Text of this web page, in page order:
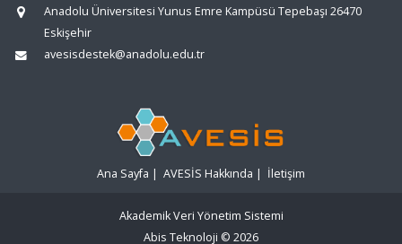
Anadolu Üniversitesi Yunus Emre Kampüsü Tepebaşı 26470
Eskişehir
avesisdestek@anadolu.edu.tr
Ana Sayfa | AVESİS Hakkında | İletişim
Akademik Veri Yönetim Sistemi
Abis Teknoloji © 2026